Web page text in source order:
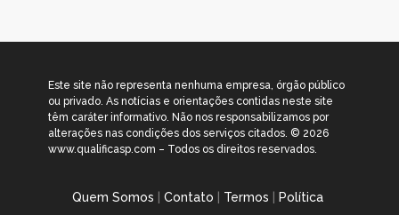
Este site não representa nenhuma empresa, órgão público
ou privado. As notícias e orientações contidas neste site
têm caráter informativo. Não nos responsabilizamos por
alterações nas condições dos serviços citados. © 2026
www.qualificasp.com – Todos os direitos reservados.
Quem Somos Contato Termos Política